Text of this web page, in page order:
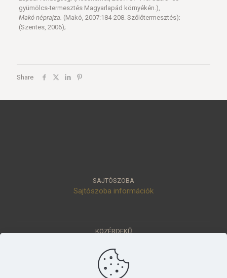
gyümölcs-termesztés Magyarlapád környékén.),
Makó néprajza. (Makó, 2007:184-208. Szőlőtermesztés);
(Szentes, 2006);
Share
SAJTÓSZOBA
Sajtószoba információk
KÖZÉRDEKŰ
Értéktár
Pályázatok